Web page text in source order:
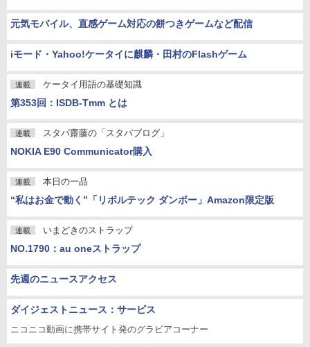
元気モバイル、直感ゲーム対応の餅つきゲームなど配信
iモード・Yahoo!ケータイに麒麟・田村のFlashゲーム
連載 ケータイ用語の基礎知識
第353回：ISDB-Tmm とは
連載 スタパ齋藤の「スタパブログ」
NOKIA E90 Communicator購入
連載 本日の一品
“私はお金で動く”「リボルテック ダンボー」Amazon限定版
連載 いまどきのストラップ
NO.1790：au oneストラップ
先週のニュースアクセス
ダイジェストニュース：サービス
ニコニコ動画に携帯サイト発のグラビアコーナー